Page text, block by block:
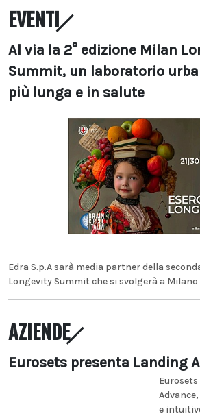
EVENTI
Al via la 2° edizione Milan
Summit, un laboratorio
più lunga e in salute
Edra S.p.A sarà media partner della
Longevity Summit che si svolgerà a Milano
AZIENDE
Eurosets presenta Landing
e